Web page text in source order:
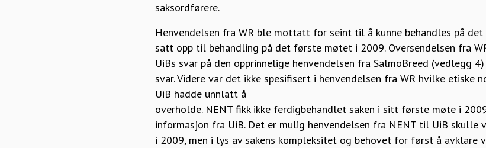
saksordførere.
Henvendelsen fra WR ble mottatt for seint til å kunne behandles på
satt opp til behandling på det første møtet i 2009. Oversendelsen fra
UiBs svar på den opprinnelige henvendelsen fra SalmoBreed (vedlegg
svar. Videre var det ikke spesifisert i henvendelsen fra WR hvilke etiske
UiB hadde unnlatt å
overholde. NENT fikk ikke ferdigbehandlet saken i sitt første møte i
informasjon fra UiB. Det er mulig henvendelsen fra NENT til UiB
i 2009, men i lys av sakens kompleksitet og behovet for først å avklare